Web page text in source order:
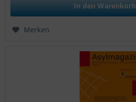
In den Warenkorb
Merken